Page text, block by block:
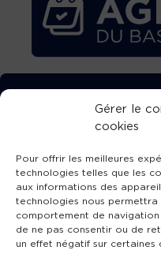
Gérer le
cookies
Pour offrir les meilleures
technologies telles que les
aux informations des
technologies nous
comportement de navigation
de ne pas consentir ou de
un effet négatif sur certaines